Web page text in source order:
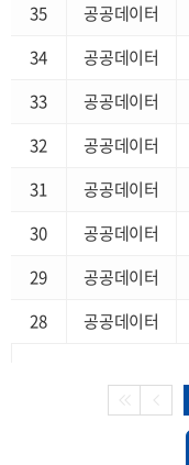
35
공공데이터
34
공공데이터
33
공공데이터
32
공공데이터
31
공공데이터
30
공공데이터
29
공공데이터
28
공공데이터